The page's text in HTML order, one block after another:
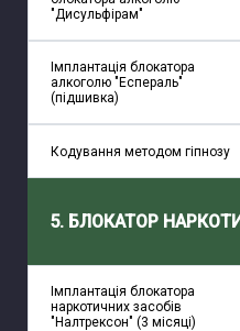
"Дисульфірам"
Імплантація блокатора
алкоголю "Еспераль"
(підшивка)
Кодування методом гіпнозу
5. БЛОКАТОР
Імплантація блокатора
наркотичних засобів
"Налтрексон" (3 місяці)